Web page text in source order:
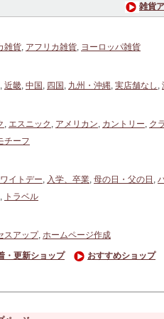
雑貨
雑貨, アフリカ雑貨, ヨーロッパ雑貨
, 近畿, 中国 , 四国 , 九州・沖縄, 実店舗なし ,
, エスニック , アメリカン, カントリー, ク
チーフ
イトデー, 入学、卒業, 母の日・父の日 ,
, トラベル
スアップ, ホームページ作成
・更新ショップ おすすめショップ